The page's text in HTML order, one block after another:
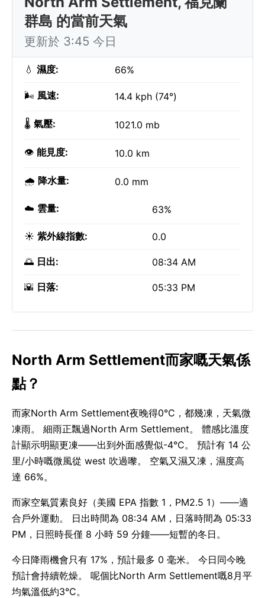
群島 的當前天氣
更新於 3:45 今日
💧 濕度: 66%
🌬️ 風速: 14.4 kph (74°)
🌡️ 氣壓: 1021.0 mb
👁️ 能見度: 10.0 km
🌧️ 降水量: 0.0 mm
☁️ 雲量: 63%
☀️ 紫外線指數: 0.0
🌅 日出: 08:34 AM
🌇 日落: 05:33 PM
North Arm Settlement而家嘅天氣係
點？
而家North Arm Settlement夜晚得0°C，都幾凍，天氣微
凍雨。 細雨正飄過North Arm Settlement。 體感比溫度
計顯示明顯更凍——出到外面感覺似-4°C。 預計有 14 公
里/小時嘅微風從 west 吹過嚟。 空氣又濕又凍，濕度高
達 66%。
而家空氣質素良好（美國 EPA 指數 1，PM2.5 1）——適
合戶外運動。 日出時間為 08:34 AM，日落時間為 05:33
PM，日照時長僅 8 小時 59 分鐘——短暫的冬日。
今日降雨機會只有 17%，預計最多 0 毫米。 今日同今晚
預計會持續乾燥。 呢個比North Arm Settlement嘅8月平
均氣溫低約3°C。